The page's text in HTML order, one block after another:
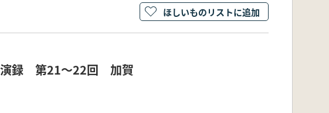
ほしいものリストに追加
演録 第21～22回 加賀